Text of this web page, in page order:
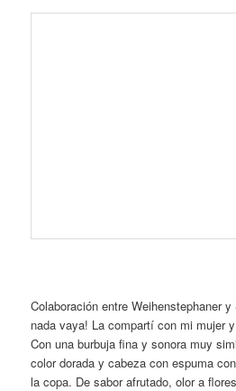
Colaboración entre Weihenstephaner
nada vaya! La compartí con mi mujer
Con una burbuja fina y sonora muy
color dorada y cabeza con espuma
la copa. De sabor afrutado, olor a